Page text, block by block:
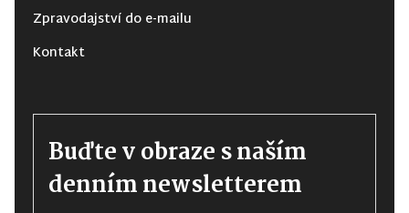
Zpravodajství do e-mailu
Kontakt
Buďte v obraze s naším
denním newsletterem